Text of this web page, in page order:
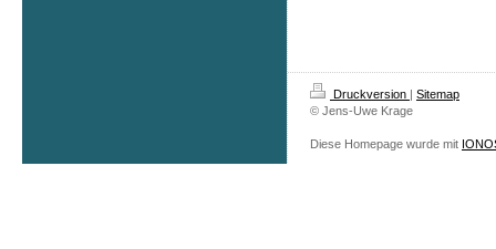
Druckversion | Sitemap
© Jens-Uwe Krage
Diese Homepage wurde mit